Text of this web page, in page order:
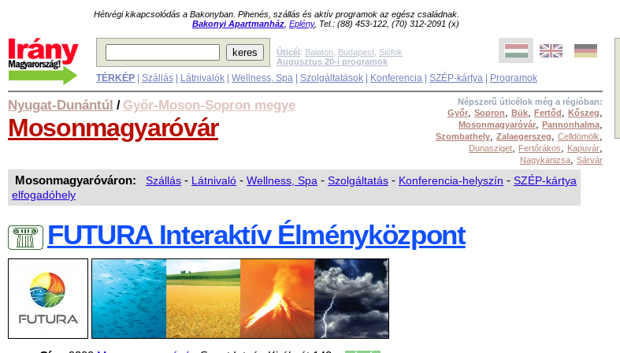
Hétvégi kikapcsolódás a Bakonyban. Pihenés, szállás és aktív programok az egész családnak.
Bakonyi Apartmanház Eplény, Tel.: (88) 453-122, (70) 312-2091 (x)
Úticél: Balaton Budapest Siófok
Augusztus 20-i programok
TÉRKÉP Szállás Látnivalók Wellness, Spa Szolgáltatások Konferencia SZÉP-kártya Programok
Népszerű úticélok még a régióban:
Győr, Sopron, Bük, Fertőd, Kőszeg,
Mosonmagyaróvár, Pannonhalma,
Szombathely, Zalaegerszeg, Celldömölk,
Dunasziget, Fertőrákos, Kapuvár,
Nagykanizsa, Sárvár
Nyugat-Dunántúl / Győr-Moson-Sopron megye
Mosonmagyaróvár
Mosonmagyaróváron: Szállás - Látnivaló - Wellness, Spa - Szolgáltatás - Konferencia-helyszín - SZÉP-kártya
elfogadóhely
FUTURA Interaktív Élményközpont